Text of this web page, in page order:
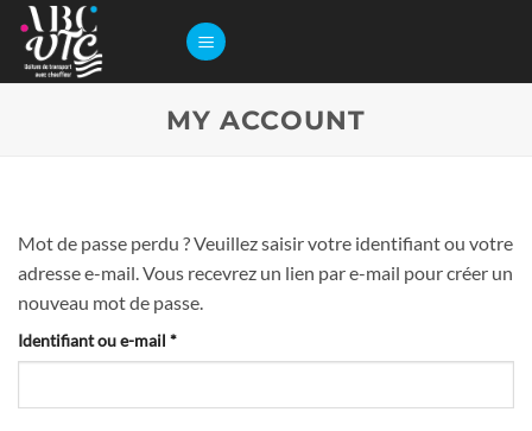
Passer
contenu
MY ACCOUNT
Mot de passe perdu ? Veuillez saisir votre identifiant ou votre
adresse e-mail. Vous recevrez un lien par e-mail pour créer un
nouveau mot de passe.
Identifiant ou e-mail *Obligatoire